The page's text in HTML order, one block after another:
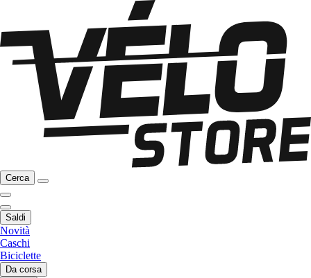
Cerca
Saldi
Novità
Caschi
Biciclette
Da corsa